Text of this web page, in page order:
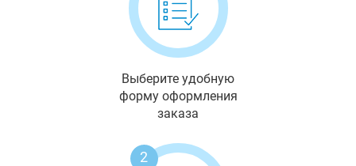
Выберите удобную
форму оформления
заказа
2